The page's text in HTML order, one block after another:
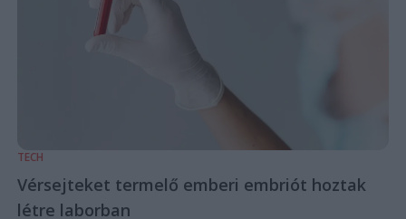
TECH
Vérsejteket termelő emberi embriót hoztak
létre laborban